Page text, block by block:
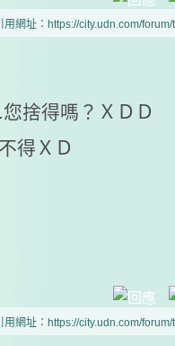
用網址：https://city.udn.com/
捨得嗎？ＸＤＤ
得ＸＤ
用網址：https://city.udn.com/